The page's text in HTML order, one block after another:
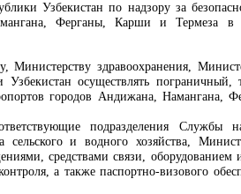
Узбекистан по надзору за
Ферганы, Карши и Термеза в
Министерству здравоохранения,
осуществлять
городов Андижана, Намангана,
подразделения Службы
сельского и водного хозяйства,
средствами связи, оборудованием
а также паспортно-визового